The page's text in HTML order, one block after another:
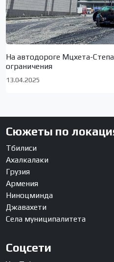
На автодороге Мцхета-
ограничения
13.04.2025
Сюжеты по
Тбилиси
Ахалкалаки
Грузия
Армения
Ниноцминда
Джавахети
Села муниципалитета
Соцсети